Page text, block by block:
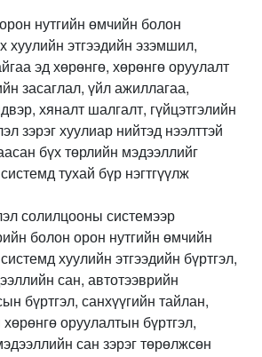
нутгийн өмчийн болон
хуулийн этгээдийн эзэмшил,
эд хөрөнгө, хөрөнгө оруулалт
засаглал, үйл ажиллагаа,
хяналт шалгалт, гүйцэтгэлийн
зэрэг хуулиар нийтэд нээлттэй
бүх төрлийн мэдээллийг
тухай бүр нэгтгүүлж
солилцооны системээр
болон орон нутгийн өмчийн
хуулийн этгээдийн бүртгэл,
сан, автотээврийн
бүртгэл, санхүүгийн тайлан,
оруулалтын бүртгэл,
сан зэрэг төрөлжсөн